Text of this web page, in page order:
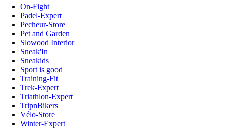
On-Fight
Padel-Expert
Pecheur-Store
Pet and Garden
Slowood Interior
Sneak'In
Sneakids
Sport is good
Training-Fit
Trek-Expert
Triathlon-Expert
TripnBikers
Vélo-Store
Winter-Expert